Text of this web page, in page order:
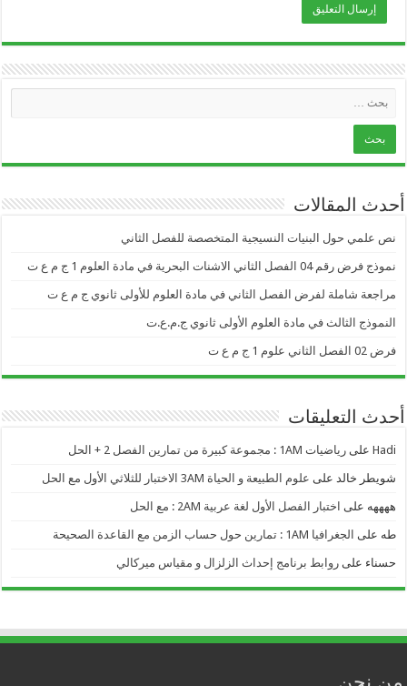
أحدث المقالات
نص علمي حول البنيات النسيجية المتخصصة للفصل الثاني
نموذج فرض رقم 04 الفصل الثاني الاشنات البحرية في مادة العلوم 1 ج م ع ت
مراجعة شاملة لفرض الفصل الثاني في مادة العلوم للأولى ثانوي ج م ع ت
النموذج الثالث في مادة العلوم الأولى ثانوي ج.م.ع.ت
فرض 02 الفصل الثاني علوم 1 ج م ع ت
أحدث التعليقات
Hadi علىرياضيات 1AM : مجموعة كبيرة من تمارين الفصل 2 + الحل
شويطر خالد على علوم الطبيعة و الحياة 3AM الاختبار للثلاثي الأول مع الحل
ههههه على اختبار الفصل الأول لغة عربية 2AM : مع الحل
طه على الجغرافيا 1AM : تمارين حول حساب الزمن مع القاعدة الصحيحة
حسناء علىروابط برنامج إحداث الزلزال و مقياس ميركالي